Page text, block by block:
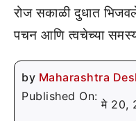
रोज सकाळी दुधात
पचन आणि त्वचेच्या
by Maharashtra
Published On:
मे 20,